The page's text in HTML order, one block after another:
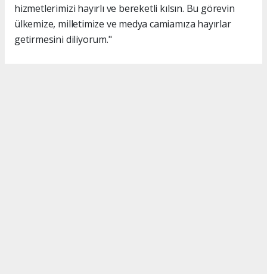
hizmetlerimizi hayırlı ve bereketli kılsın. Bu görevin
ülkemize, milletimize ve medya camiamıza hayırlar
getirmesini diliyorum."